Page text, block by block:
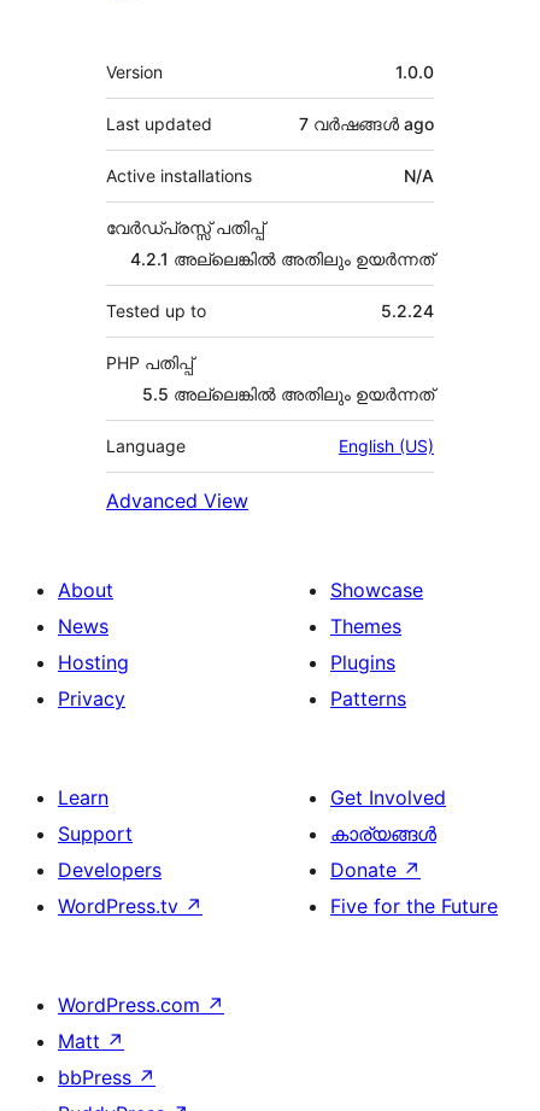
Meta
Version 1.0.0
Last updated 7 വര്‍ഷങ്ങള്‍ ago
Active installations N/A
വേർഡ്പ്രസ്സ് പതിപ്പ്
4.2.1 അല്ലെങ്കില്‍ അതിലും ഉയര്‍ന്നത്
Tested up to 5.2.24
PHP പതിപ്പ്
5.5 അല്ലെങ്കില്‍ അതിലും ഉയര്‍ന്നത്
Language English (US)
Advanced View
About
News
Hosting
Privacy
Showcase
Themes
Plugins
Patterns
Learn
Support
Developers
WordPress.tv ↗
Get Involved
കാര്യങ്ങള്‍
Donate ↗
Five for the Future
WordPress.com ↗
Matt ↗
bbPress ↗